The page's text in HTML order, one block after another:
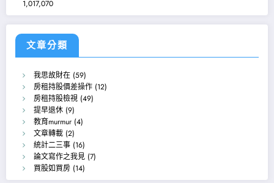
1,017,070
文章分類
我思故財在 (59)
房租持股價差操作 (12)
房租持股檢視 (49)
提早退休 (9)
教育murmur (4)
文章轉載 (2)
統計二三事 (16)
論文寫作之我見 (7)
買股如買房 (14)